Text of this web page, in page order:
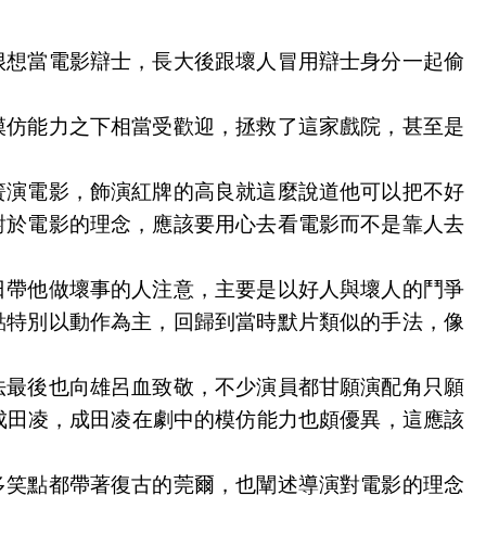
當電影辯士，長大後跟壞人冒用辯士身分一起偷
能力之下相當受歡迎，拯救了這家戲院，甚至是
電影，飾演紅牌的高良就這麼說道他可以把不好
電影的理念，應該要用心去看電影而不是靠人去
他做壞事的人注意，主要是以好人與壞人的鬥爭
別以動作為主，回歸到當時默片類似的手法，像
後也向雄呂血致敬，不少演員都甘願演配角只願
凌，成田凌在劇中的模仿能力也頗優異，這應該
點都帶著復古的莞爾，也闡述導演對電影的理念